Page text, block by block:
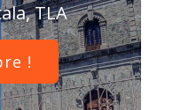
TLA
!